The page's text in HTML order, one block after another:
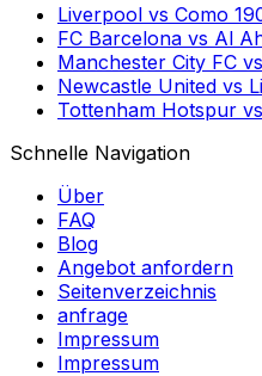
Liverpool vs Como
FC Barcelona vs Al
Manchester City FC vs
Newcastle United vs
Tottenham Hotspur vs
Schnelle Navigation
Über
FAQ
Blog
Angebot anfordern
Seitenverzeichnis
anfrage
Impressum
Impressum